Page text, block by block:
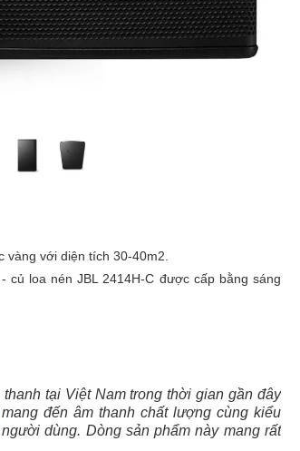
với diện tích 30-40m2.
loa nén JBL 2414H-C được cấp bằng sáng
tại Việt Nam trong thời gian gần đây
mang đến âm thanh chất lượng cùng kiểu
dùng. Dòng sản phẩm này mang rất